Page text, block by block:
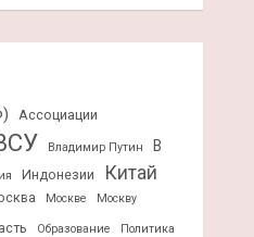
Ассоциации
Владимир Путин
В
Индонезии Китай
Москве Москву
Образование Политика